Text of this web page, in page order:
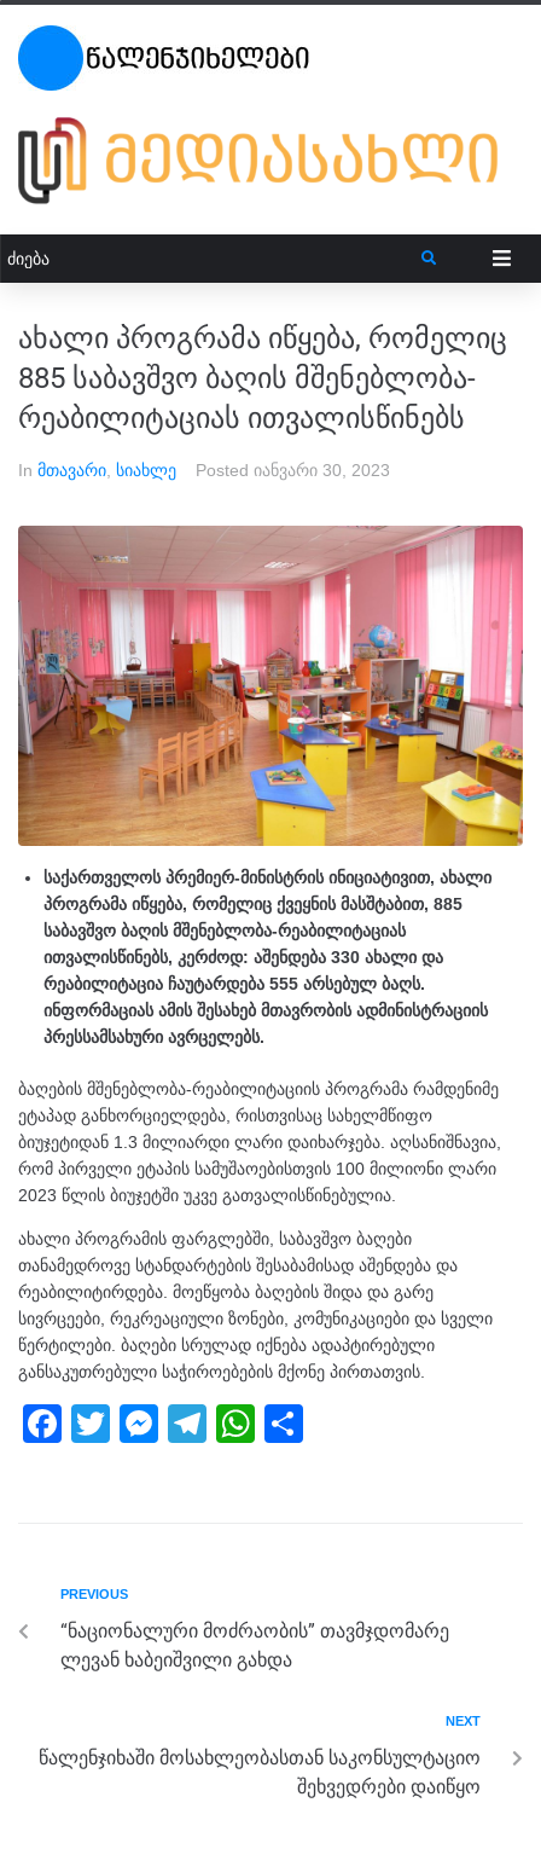
ახალი პროგრამა იწყება, რომელიც
885 საბავშვო ბაღის მშენებლობა-
რეაბილიტაციას ითვალისწინებს
In მთავარი სიახლე Posted იანვარი 30, 2023
საქართველოს პრემიერ-მინისტრის ინიციატივით, ახალი
პროგრამა იწყება, რომელიც ქვეყნის მასშტაბით, 885
საბავშვო ბაღის მშენებლობა-რეაბილიტაციას
ითვალისწინებს, კერძოდ: აშენდება 330 ახალი და
რეაბილიტაცია ჩაუტარდება 555 არსებულ ბაღს.
ინფორმაციას ამის შესახებ მთავრობის ადმინისტრაციის
პრესსამსახური ავრცელებს.
ბაღების მშენებლობა-რეაბილიტაციის პროგრამა რამდენიმე
ეტაპად განხორციელდება, რისთვისაც სახელმწიფო
ბიუჯეტიდან 1.3 მილიარდი ლარი დაიხარჯება. აღსანიშნავია,
რომ პირველი ეტაპის სამუშაოებისთვის 100 მილიონი ლარი
2023 წლის ბიუჯეტში უკვე გათვალისწინებულია.
ახალი პროგრამის ფარგლებში, საბავშვო ბაღები
თანამედროვე სტანდარტების შესაბამისად აშენდება და
რეაბილიტირდება. მოეწყობა ბაღების შიდა და გარე
სივრცეები, რეკრეაციული ზონები, კომუნიკაციები და სველი
წერტილები. ბაღები სრულად იქნება ადაპტირებული
განსაკუთრებული საჭიროებების მქონე პირთათვის.
F
b
o
o
T
M
g
er
T
m
W
p
p
PREVIOUS
“ნაციონალური მოძრაობის” თავმჯდომარე
ლევან ხაბეიშვილი გახდა
NEXT
წალენჯიხაში მოსახლეობასთან საკონსულტაციო
შეხვედრები დაიწყო